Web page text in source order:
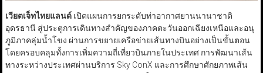
เวียตเจ็ทไทยแลนด์เปิดแผนการยกระดับท่าอากาศยานนานาชาติ
อุดรธานี สู่ประตูการเดินทางสำคัญของภาคตะวันออกเฉียงเหนือและอนุ
ภูมิภาคลุ่มน้ำโขง ผ่านการขยายเครือข่ายเส้นทางบินอย่างเป็นขั้นตอน
โดยครอบคลุมทั้งการเพิ่มความถี่เที่ยวบินภายในประเทศ การพัฒนาเส้น
ทางระหว่างประเทศผ่านบริการ Sky ConX และการศึกษาศักยภาพเส้น